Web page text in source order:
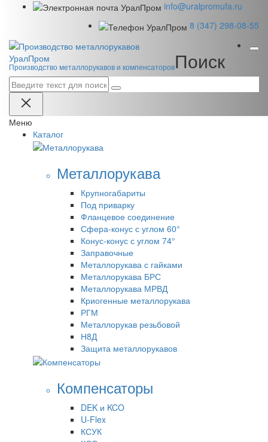
info@uralpromufa.ru
8 (347) 298‑08‑55
УралПром
Производство металлорукавов и компенсаторовПоиск
Меню
Каталог
Металлорукава
Крупногабариты
Под приварку
Фланцевое соединение
Сфера-конус с углом 60°
Конус-конус с углом 74°
Заправочные
Металлорукава с гайками
Металлорукава БРС
Металлорукава МРВД
Криогенные металлорукава
РГМ
Металлорукав резьбовой
Н8Д
Защита металлорукавов
Компенсаторы
DEK и KCO
U-Flex
КСУК